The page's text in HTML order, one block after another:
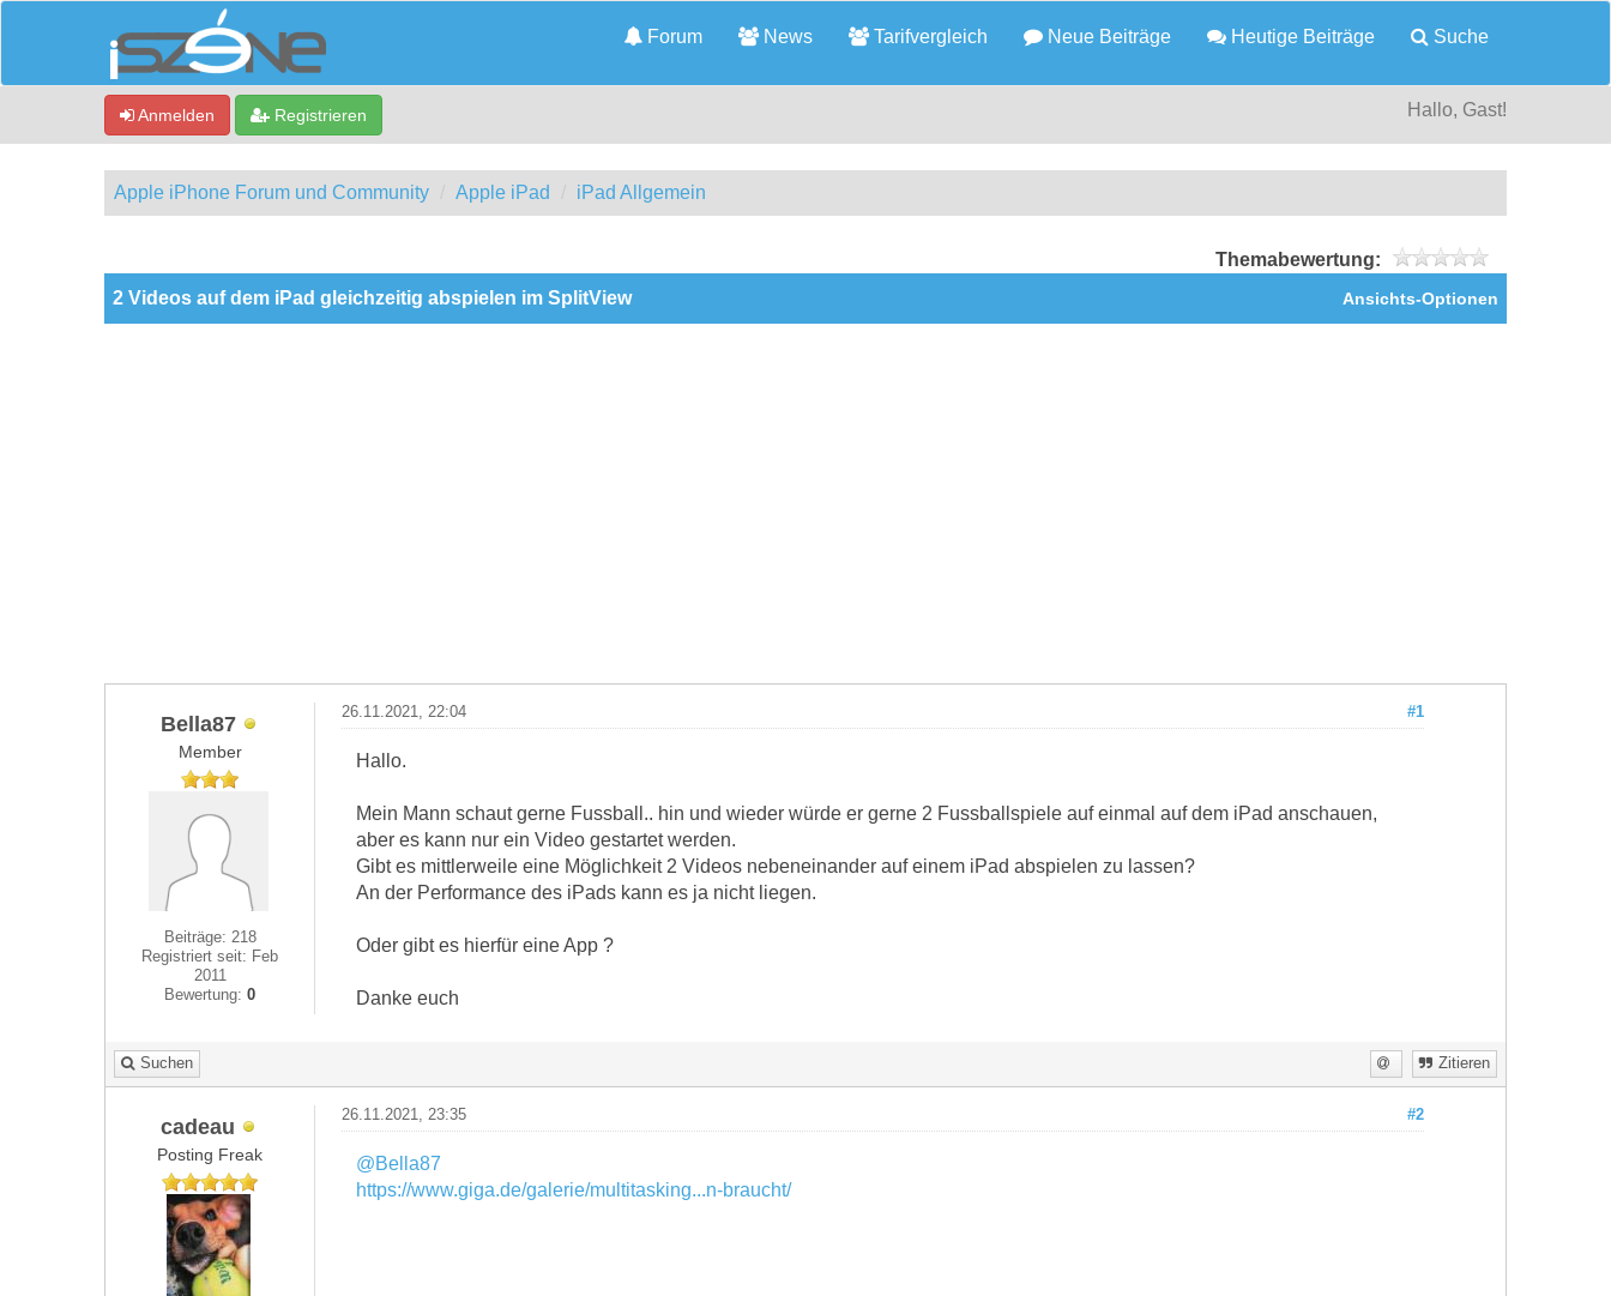
Forum News Tarifvergleich Neue Beiträge Heutige Beiträge Suche
Anmelden Registrieren Hallo, Gast!
Apple iPhone Forum und Community Apple iPad iPad Allgemein
Themabewertung:
Ansichts-Optionen
2 Videos auf dem iPad gleichzeitig abspielen im SplitView
Bella87
Member
Beiträge: 218
Registriert seit: Feb
2011
Bewertung:0
#1
26.11.2021, 22:04
Hallo.
Mein Mann schaut gerne Fussball.. hin und wieder würde er gerne 2 Fussballspiele auf einmal auf dem iPad anschauen,
aber es kann nur ein Video gestartet werden.
Gibt es mittlerweile eine Möglichkeit 2 Videos nebeneinander auf einem iPad abspielen zu lassen?
An der Performance des iPads kann es ja nicht liegen.
Oder gibt es hierfür eine App ?
Danke euch
Suchen Zitieren
cadeau
Posting Freak
#2
26.11.2021, 23:35
@Bella87
https://www.giga.de/galerie/multitasking...n-braucht/